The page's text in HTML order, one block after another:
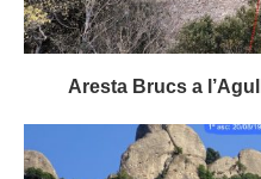
Aresta Brucs a